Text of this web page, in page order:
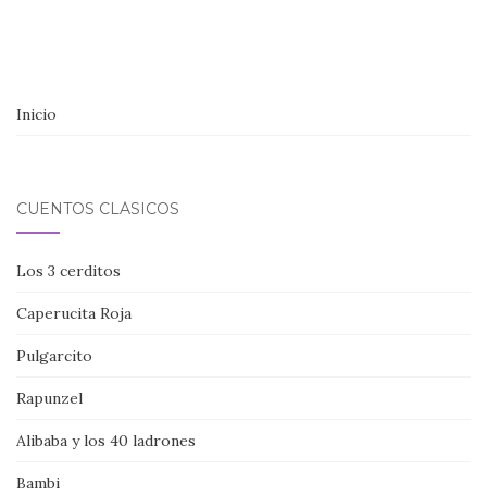
Inicio
CUENTOS CLÁSICOS
Los 3 cerditos
Caperucita Roja
Pulgarcito
Rapunzel
Alibaba y los 40 ladrones
Bambi